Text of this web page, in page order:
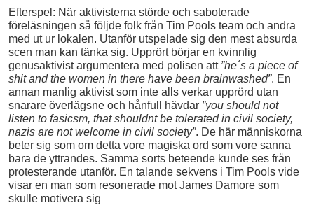
Efterspel: När aktivisterna störde och saboterade
föreläsningen så följde folk från Tim Pools team och andra
med ut ur lokalen. Utanför utspelade sig den mest absurda
scen man kan tänka sig. Upprört börjar en kvinnlig
genusaktivist argumentera med polisen att”he´s a piece of
shit and the women in there have been brainwashed”. En
annan manlig aktivist som inte alls verkar upprörd utan
snarare överlägsne och hånfull hävdar ”you should not
listen to fasicsm, that shouldnt be tolerated in civil society,
nazis are not welcome in civil society”. De här människorna
beter sig som om detta vore magiska ord som vore sanna
bara de yttrandes. Samma sorts beteende kunde ses från
protesterande utanför. En talande sekvens i Tim Pools vide
visar en man som resonerade mot James Damore som
skulle motivera sig